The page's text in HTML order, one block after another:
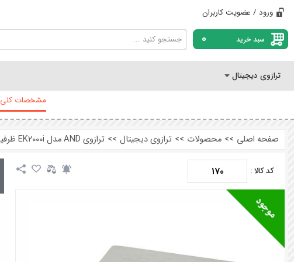
ورود / عضویت کاربران
سبد خرید 0
ترازوی دیجیتال
مشخصات کلی
صفحه اصلی >> محصولات >> ترازوی دیجیتال >> ترازوی AND مدل EK2000i ظرفیت 2000 گرم دقت 0.1 گرم
کد کالا : 170